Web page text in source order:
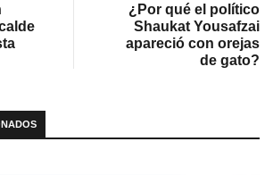
¿Por qué el político
Shaukat Yousafzai
apareció con orejas
de gato?